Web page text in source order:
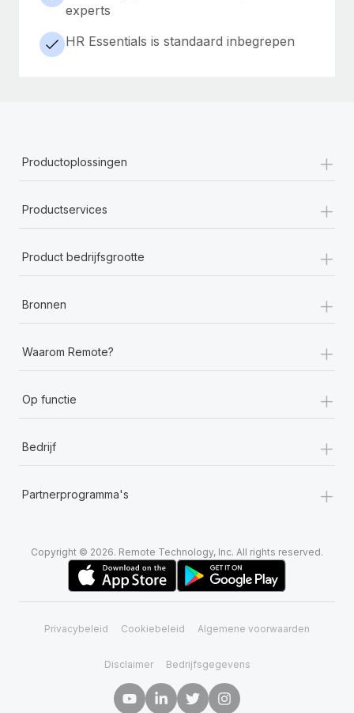
experts
HR Essentials is standaard inbegrepen
Productoplossingen +
Productservices +
Product bedrijfsgrootte +
Bronnen +
Waarom Remote? +
Op functie +
Bedrijf +
Partnerprogramma's +
Copyright © 2026. Remote Technology, Inc. All rights reserved.
Privacybeleid Cookiebeleid Algemene voorwaarden
Disclaimer Bedrijfsgegevens